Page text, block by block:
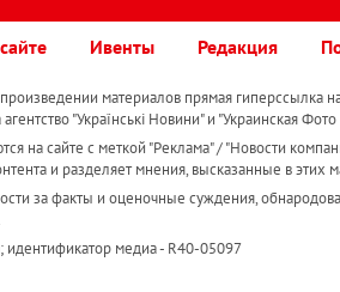
Ивенты Редакция
материалов прямая гиперссылка
"Українськi Новини" и "Украинская
на сайте с меткой "Реклама" / "Новости
и разделяет мнения, высказанные в этих
за факты и оценочные суждения,
медиа - R40-05097